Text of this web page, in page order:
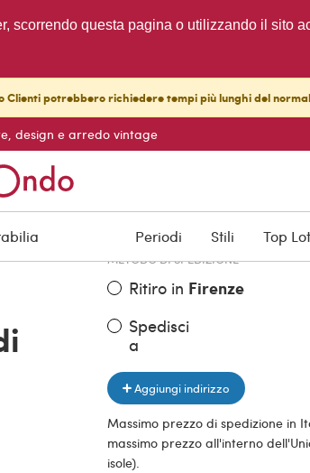
scorrendo questa pagina o utilizzando il sito
potrebbero richiedere tempi più lunghi del
design e arredo vintage
Periodi Stili Top
€ 1.500,00
METODO DI SPEDIZIONE
Ritiro in Firenze
Spedisci
a
Aggiungi indirizzo
Massimo prezzo di spedizione in
massimo prezzo all'interno
isole).